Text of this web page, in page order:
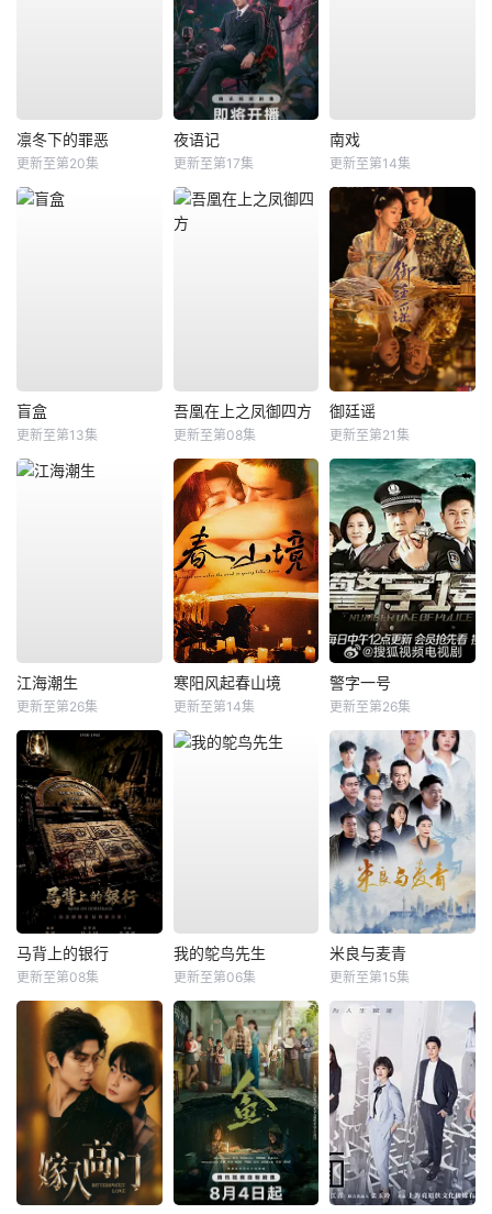
凛冬下的罪恶
更新至第20集
夜语记
更新至第17集
南戏
更新至第14集
盲盒
更新至第13集
吾凰在上之凤御四方
更新至第08集
御廷谣
更新至第21集
江海潮生
更新至第26集
寒阳风起春山境
更新至第14集
警字一号
更新至第26集
马背上的银行
更新至第08集
我的鸵鸟先生
更新至第06集
米良与麦青
更新至第15集